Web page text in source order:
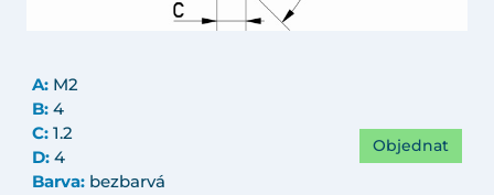
A: M2
B: 4
C: 1.2
D: 4
Barva: bezbarvá
Objednat